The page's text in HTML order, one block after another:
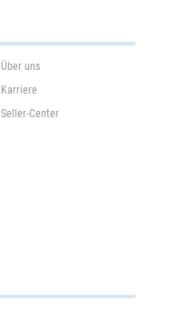
Über uns
Karriere
Seller-Center